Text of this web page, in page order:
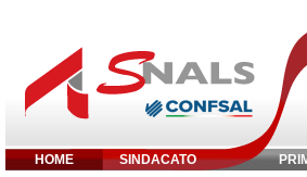
HOME SINDACATO